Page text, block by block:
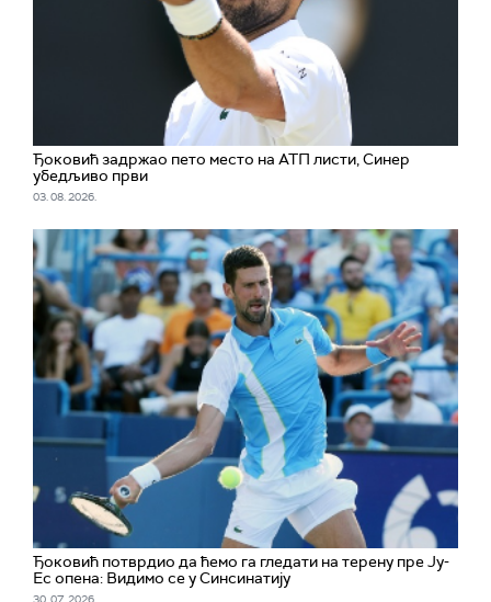
Ђоковић задржао пето место на АТП листи, Синер
убедљиво први
03. 08. 2026.
Ђоковић потврдио да ћемо га гледати на терену пре Ју-
Ес опена: Видимо се у Синсинатију